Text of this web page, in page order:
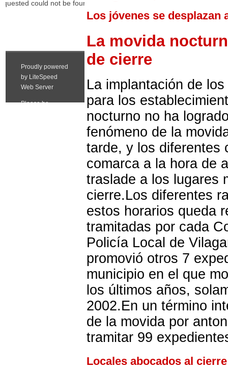
Los jóvenes se
La movida
de cierre
La implantación de
para los
nocturno no ha
fenómeno de la
tarde, y los diferentes
comarca a la hora de
traslade a los lugares
cierre.Los diferentes
estos horarios queda
tramitadas por cada
Policía Local de
promovió otros 7
municipio en el que
los últimos años,
2002.En un término
de la movida por
tramitar 99
Locales abocados al cierre